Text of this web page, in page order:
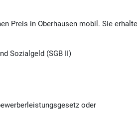
Preis in Oberhausen mobil. Sie
Sozialgeld (SGB II)
oder